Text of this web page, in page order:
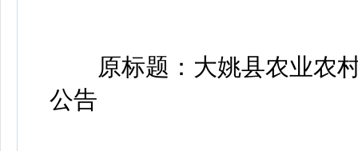
原标题：大姚县农业农村
公告